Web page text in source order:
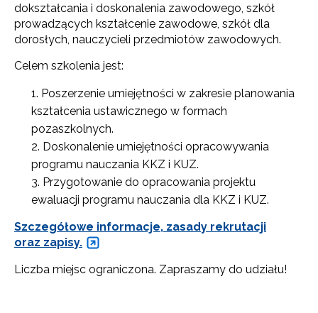
dokształcania i doskonalenia zawodowego, szkół
prowadzących kształcenie zawodowe, szkół dla
dorosłych, nauczycieli przedmiotów zawodowych.
Celem szkolenia jest:
Poszerzenie umiejętności w zakresie planowania
kształcenia ustawicznego w formach
pozaszkolnych.
Doskonalenie umiejętności opracowywania
programu nauczania KKZ i KUZ.
Przygotowanie do opracowania projektu
ewaluacji programu nauczania dla KKZ i KUZ.
Szczegółowe informacje, zasady rekrutacji
oraz zapisy.
Liczba miejsc ograniczona. Zapraszamy do udziału!